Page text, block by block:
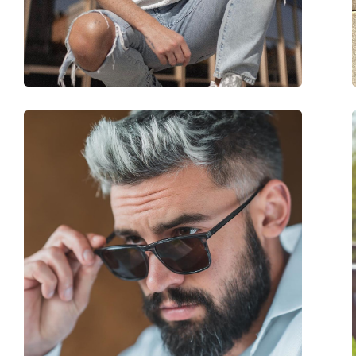
Verstellbare Nasenpads:
Nein
Accessories
Etui:
Ja
Herren
Kategorie:
Sonnenbrillen
David Beckham
Verwendung:
Mode
Code:
DB 1044/S 086 9O